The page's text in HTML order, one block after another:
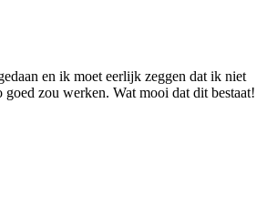
en ik moet eerlijk zeggen dat ik niet
goed zou werken. Wat mooi dat dit bestaat!